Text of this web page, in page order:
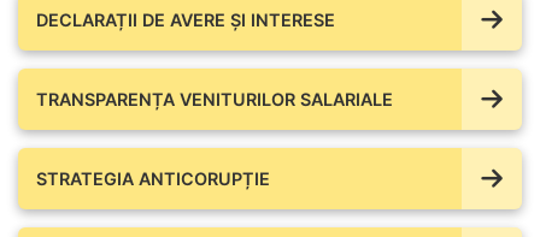
DECLARAȚII DE AVERE ŞI INTERESE
TRANSPARENȚA VENITURILOR SALARIALE
STRATEGIA ANTICORUPȚIE